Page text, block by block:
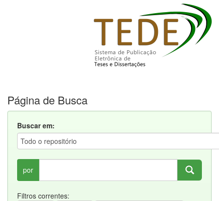
Página de Busca
Buscar em:
por
Filtros correntes: